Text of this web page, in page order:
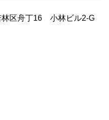
林区舟丁16 小林ビル2-G